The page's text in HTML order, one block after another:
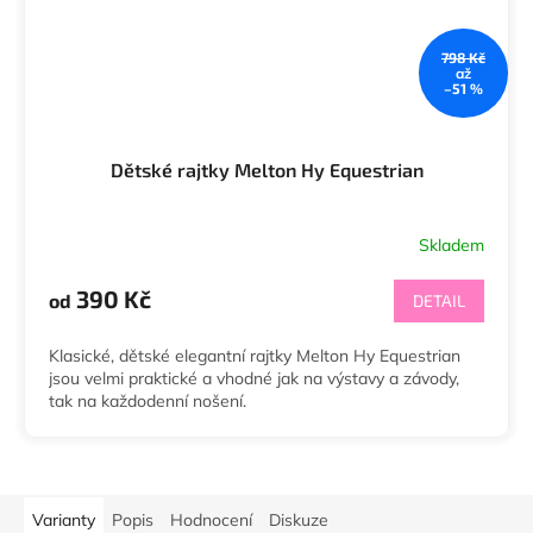
798 Kč
až
–51 %
Dětské rajtky Melton Hy Equestrian
Skladem
od 390 Kč DETAIL
Klasické, dětské elegantní rajtky Melton Hy Equestrian
jsou velmi praktické a vhodné jak na výstavy a závody,
tak na každodenní nošení.
Varianty Popis Hodnocení Diskuze